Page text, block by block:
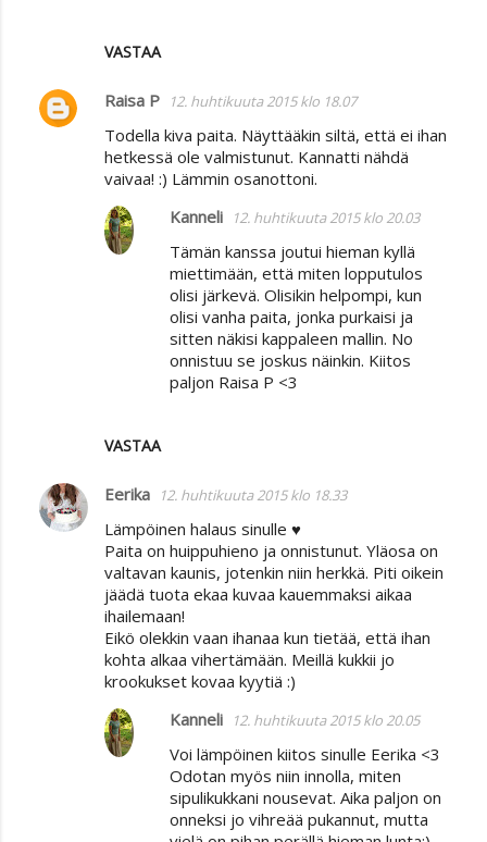
VASTAA
Raisa P 12. huhtikuuta 2015 klo 18.07
Todella kiva paita. Näyttääkin siltä, että ei ihan
hetkessä ole valmistunut. Kannatti nähdä
vaivaa! :) Lämmin osanottoni.
VASTAA
Kanneli 12. huhtikuuta 2015 klo 20.03
Tämän kanssa joutui hieman kyllä
miettimään, että miten lopputulos
olisi järkevä. Olisikin helpompi, kun
olisi vanha paita, jonka purkaisi ja
sitten näkisi kappaleen mallin. No
onnistuu se joskus näinkin. Kiitos
paljon Raisa P <3
Eerika 12. huhtikuuta 2015 klo 18.33
Lämpöinen halaus sinulle ♥
Paita on huippuhieno ja onnistunut. Yläosa on
valtavan kaunis, jotenkin niin herkkä. Piti oikein
jäädä tuota ekaa kuvaa kauemmaksi aikaa
ihailemaan!
Eikö olekkin vaan ihanaa kun tietää, että ihan
kohta alkaa vihertämään. Meillä kukkii jo
krookukset kovaa kyytiä :)
Kanneli
12. huhtikuuta 2015 klo 20.05
Voi lämpöinen kiitos sinulle Eerika <3
Odotan myös niin innolla, miten
sipulikukkani nousevat. Aika paljon on
onneksi jo vihreää pukannut, mutta